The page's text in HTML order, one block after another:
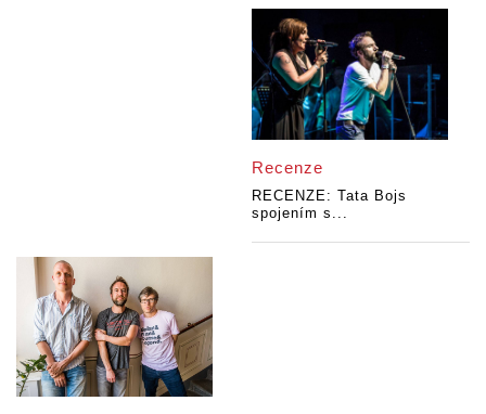
Recenze
RECENZE: Tata Bojs
spojením s...